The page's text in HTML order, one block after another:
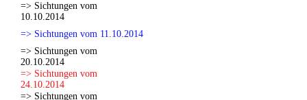
=> Sichtungen vom
10.10.2014
=> Sichtungen vom 11.10.2014
=> Sichtungen vom
20.10.2014
=> Sichtungen vom
24.10.2014
=> Sichtungen vom